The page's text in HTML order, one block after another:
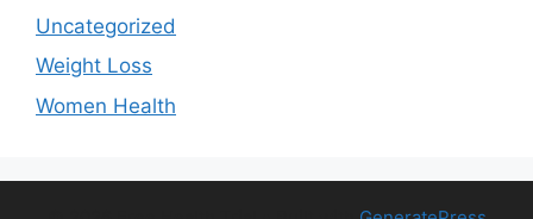
Uncategorized
Weight Loss
Women Health